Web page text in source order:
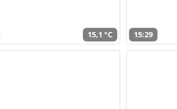
15,1 °C 15:29